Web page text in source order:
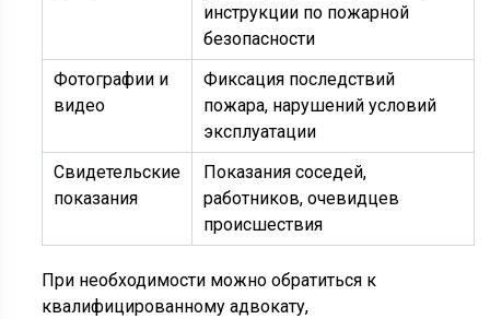
инструкции по пожарной
безопасности
Фотографии и
видео
Фиксация последствий
пожара, нарушений условий
эксплуатации
Свидетельские
показания
Показания соседей,
работников, очевидцев
происшествия
При необходимости можно обратиться к
квалифицированному адвокату,